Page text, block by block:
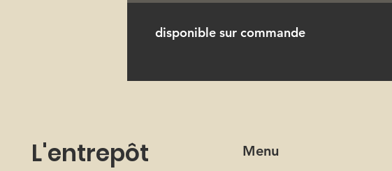
disponible sur commande
L'entrepôt
Menu